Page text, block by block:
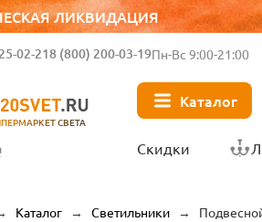
ЛИКВИДАЦИЯ
СВЕТА
02-218 (800) 200-03-19Пн-Вс 9:00-21:00
Каталог
Скидки
Каталог → Светильники →